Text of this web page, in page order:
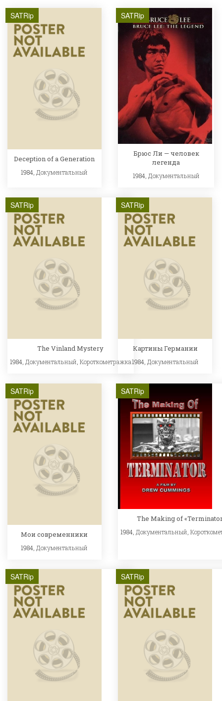
SATRip
Deception of a Generation
1984, Документальный
SATRip
Брюс Ли — человек
легенда
1984, Документальный
SATRip
The Vinland Mystery
1984, Документальный Короткометражка
SATRip
Картины Германии
1984, Документальный
SATRip
Мои современники
1984, Документальный
SATRip
The Making of
1984, Документальный ,
SATRip SATRip